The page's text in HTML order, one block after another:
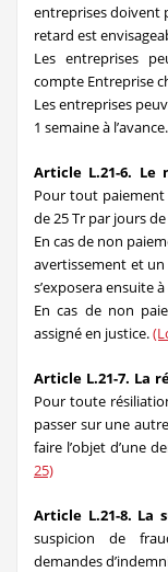
entreprises doivent
retard est
Les entreprises
compte Entreprise
Les entreprises
1 semaine à l’avance.
Article L.21-6. Le
Pour tout paiement
de 25 Tr par jours
En cas de non
avertissement et un
s’exposera ensuite
En cas de non
assigné en justice.
Article L.21-7. La
Pour toute
passer sur une
faire l’objet d’une
25)
Article L.21-8. La
suspicion de
demandes